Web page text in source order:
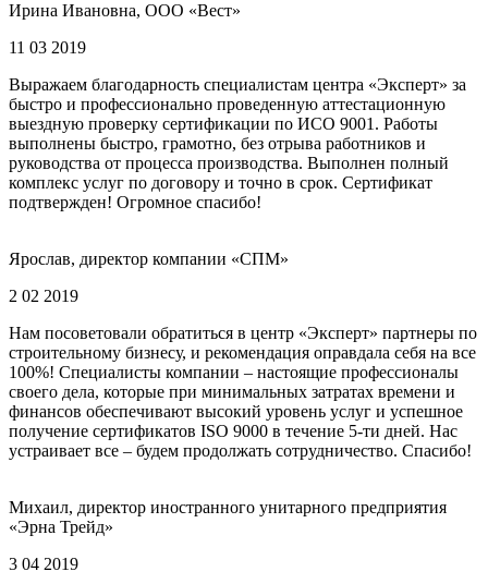
Ирина Ивановна, ООО «Вест»
11 03 2019
Выражаем благодарность специалистам центра «Эксперт» за
быстро и профессионально проведенную аттестационную
выездную проверку сертификации по ИСО 9001. Работы
выполнены быстро, грамотно, без отрыва работников и
руководства от процесса производства. Выполнен полный
комплекс услуг по договору и точно в срок. Сертификат
подтвержден! Огромное спасибо!
Ярослав, директор компании «СПМ»
2 02 2019
Нам посоветовали обратиться в центр «Эксперт» партнеры по
строительному бизнесу, и рекомендация оправдала себя на все
100%! Специалисты компании – настоящие профессионалы
своего дела, которые при минимальных затратах времени и
финансов обеспечивают высокий уровень услуг и успешное
получение сертификатов ISO 9000 в течение 5-ти дней. Нас
устраивает все – будем продолжать сотрудничество. Спасибо!
Михаил, директор иностранного унитарного предприятия
«Эрна Трейд»
3 04 2019